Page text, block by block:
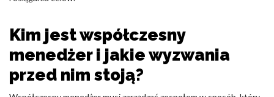
Kim jest współczesny
menedżer i jakie wyzwania
przed nim stoją?